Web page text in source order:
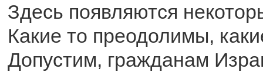
Здесь появляются
Какие то преодолимы,
Допустим, гражданам